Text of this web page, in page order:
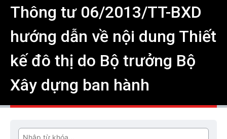
Thông tư 06/2013/TT-BXD
hướng dẫn về nội dung Thiết
kế đô thị do Bộ trưởng Bộ
Xây dựng ban hành
Tìm